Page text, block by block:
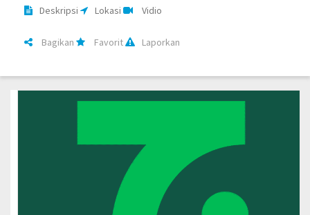
Deskripsi Lokasi Vidio
Bagikan Favorit Laporkan